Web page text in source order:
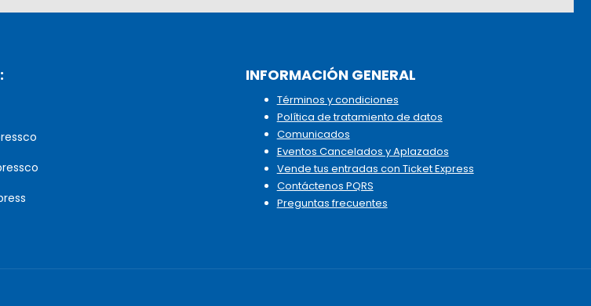
INFORMACIÓN GENERAL
Términos y condiciones
Política de tratamiento de datos
Comunicados
Eventos Cancelados y Aplazados
Vende tus entradas con Ticket Express
Contáctenos PQRS
Preguntas frecuentes